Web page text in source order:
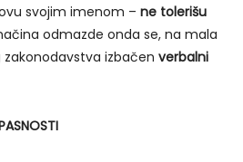
svojim imenom – ne tolerišu
odmazde onda se, na mala
izbačen verbalni